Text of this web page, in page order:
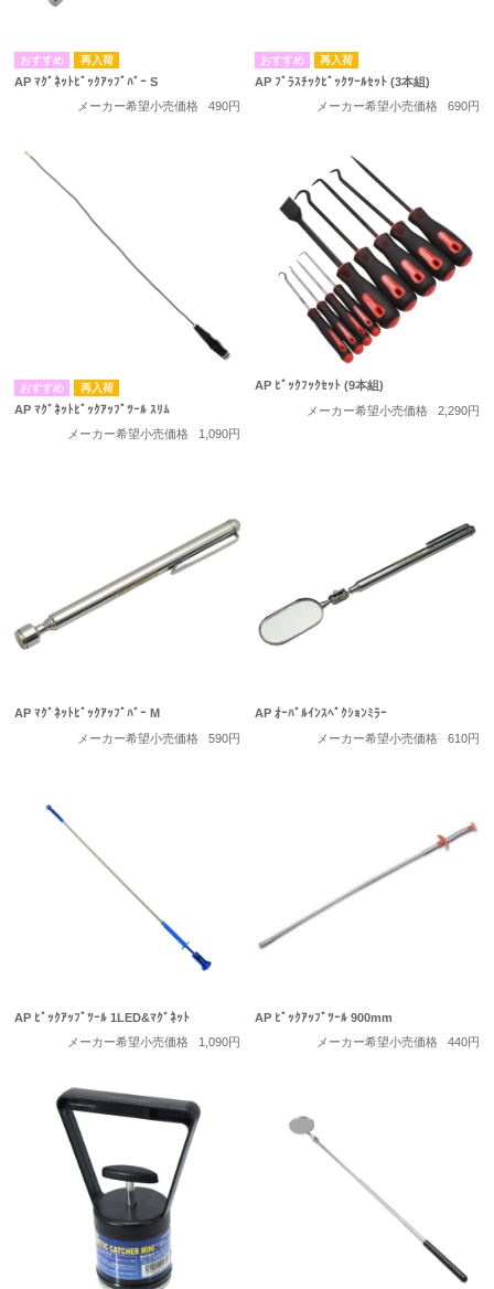
再入荷
AP ﾏｸﾞﾈｯﾄﾋﾟｯｸｱｯﾌﾟﾊﾞｰ S
メーカー希望小売価格
490円
再入荷
AP ﾌﾟﾗｽﾁｯｸﾋﾟｯｸﾂｰﾙｾｯﾄ (3本組)
メーカー希望小売価格
690円
再入荷
AP ﾏｸﾞﾈｯﾄﾋﾟｯｸｱｯﾌﾟﾂｰﾙ ｽﾘﾑ
メーカー希望小売価格
1,090円
AP ﾋﾟｯｸﾌｯｸｾｯﾄ (9本組)
メーカー希望小売価格
2,290円
AP ﾏｸﾞﾈｯﾄﾋﾟｯｸｱｯﾌﾟﾊﾞｰ M
メーカー希望小売価格
590円
AP ｵｰﾊﾞﾙｲﾝｽﾍﾟｸｼｮﾝﾐﾗｰ
メーカー希望小売価格
610円
AP ﾋﾟｯｸｱｯﾌﾟﾂｰﾙ 1LED&ﾏｸﾞﾈｯﾄ
メーカー希望小売価格
1,090円
AP ﾋﾟｯｸｱｯﾌﾟﾂｰﾙ 900mm
メーカー希望小売価格
440円